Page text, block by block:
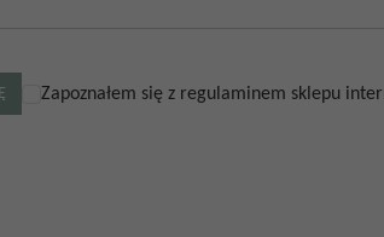
Zapoznałem się z regulaminem sklepu